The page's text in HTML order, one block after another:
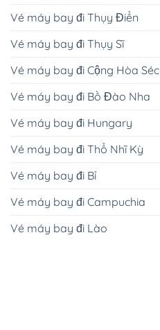
Vé máy bay đi Thụy Điển
Vé máy bay đi Thụy Sĩ
Vé máy bay đi Cộng Hòa Séc
Vé máy bay đi Bồ Đào Nha
Vé máy bay đi Hungary
Vé máy bay đi Thổ Nhĩ Kỳ
Vé máy bay đi Bỉ
Vé máy bay đi Campuchia
Vé máy bay đi Lào